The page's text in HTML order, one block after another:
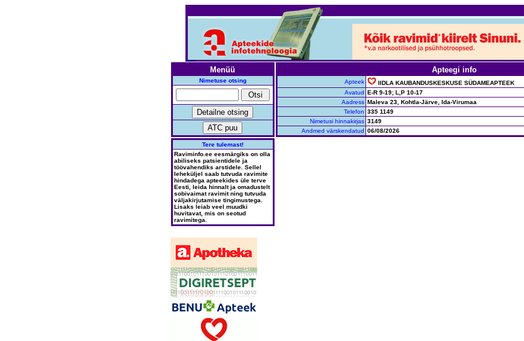
Menüü
Nimetuse otsing
Tere tulemast!
Raviminfo.ee eesmärgiks on olla
abiliseks patsientidele ja
töövahendiks arstidele. Sellel
leheküljel saab tutvuda ravimite
hindadega apteekides üle terve
Eesti, leida hinnalt ja omadustelt
sobivaimat ravimit ning tutvuda
väljakirjutamise tingimustega.
Lisaks leiab veel muudki
huvitavat, mis on seotud
ravimitega.
Apteegi info
Apteek
IIDLA KAUBANDUSKESKUSE SÜDAMEAPTEEK
Avatud E-R 9-19; L,P 10-17
Aadress Maleva 23, Kohtla-Järve, Ida-Virumaa
Telefon 335 1149
Nimetusi hinnakirjas 3149
Andmed värskendatud 06/08/2026